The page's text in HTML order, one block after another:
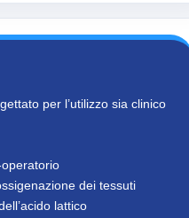
per l’utilizzo sia clinico
dei tessuti
lattico